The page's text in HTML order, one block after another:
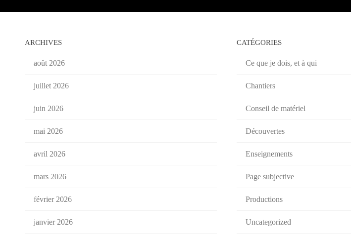
ARCHIVES
août 2026
juillet 2026
juin 2026
mai 2026
avril 2026
mars 2026
février 2026
janvier 2026
CATÉGORIES
Ce que je dois, et à qui
Chantiers
Conseil de matériel
Découvertes
Enseignements
Page subjective
Productions
Uncategorized